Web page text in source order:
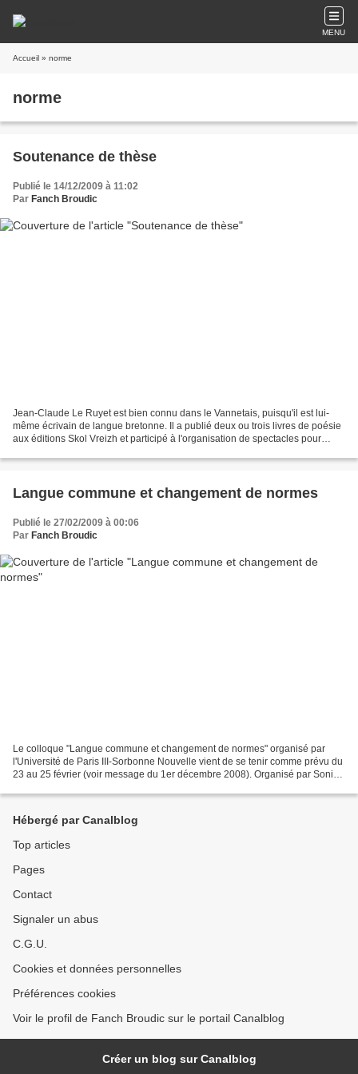
MENU
Accueil » norme
norme
Soutenance de thèse
Publié le 14/12/2009 à 11:02
Par Fanch Broudic
Jean-Claude Le Ruyet est bien connu dans le Vannetais, puisqu'il est lui-
même écrivain de langue bretonne. Il a publié deux ou trois livres de poésie
aux éditions Skol Vreizh et participé à l'organisation de spectacles pour
Langue commune et changement de normes
Publié le 27/02/2009 à 00:06
Par Fanch Broudic
Le colloque "Langue commune et changement de normes" organisé par
l'Université de Paris III-Sorbonne Nouvelle vient de se tenir comme prévu du
23 au 25 février (voir message du 1er décembre 2008). Organisé par Sonia
Hébergé par Canalblog
Top articles
Pages
Contact
Signaler un abus
C.G.U.
Cookies et données personnelles
Préférences cookies
Voir le profil de Fanch Broudic sur le portail Canalblog
Créer un blog sur Canalblog